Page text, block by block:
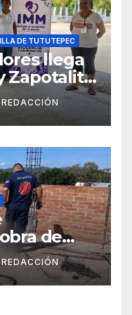
DE TUTUTEPEC
llega
Zapotalito
de
REDACCIÓN
de
REDACCIÓN